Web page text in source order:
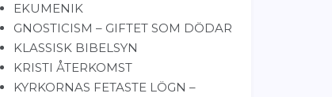
EKUMENIK
GNOSTICISM – GIFTET SOM DÖDAR
KLASSISK BIBELSYN
KRISTI ÅTERKOMST
KYRKORNAS FETASTE LÖGN –